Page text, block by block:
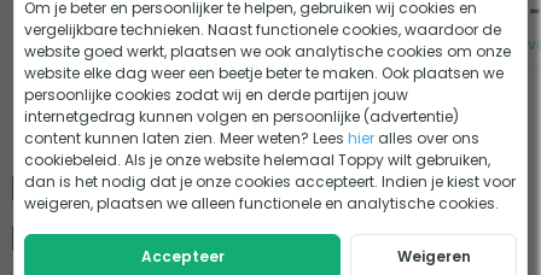
Op voorraad
799,-
Op
999,-
De Wybot M-serie: De
Masterklasse
Om je beter en persoonlijker te helpen, gebruiken wij cookies en
vergelijkbare technieken. Naast functionele cookies, waardoor de
website goed werkt, plaatsen we ook analytische cookies om onze
website elke dag weer een beetje beter te maken. Ook plaatsen we
persoonlijke cookies zodat wij en derde partijen jouw
internetgedrag kunnen volgen en persoonlijke (advertentie)
content kunnen laten zien. Meer weten? Leeshier alles over ons
cookiebeleid. Als je onze website helemaal Toppy wilt gebruiken,
dan is het nodig dat je onze cookies accepteert. Indien je kiest voor
weigeren, plaatsen we alleen functionele en analytische cookies.
Accepteer Weigeren